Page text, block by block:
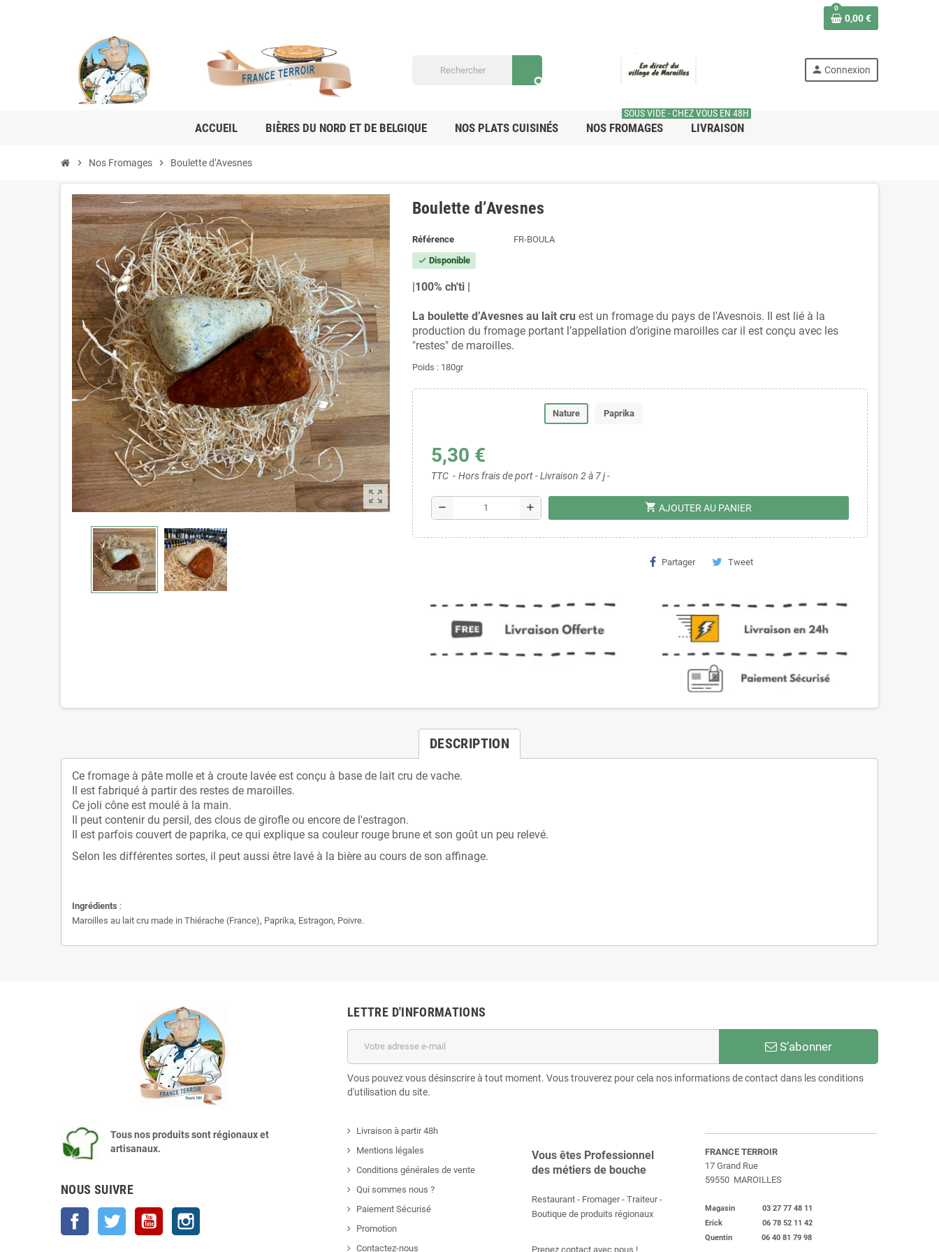
0
0,00 €
search
person Connexion
ACCUEIL BIÈRES DU NORD ET DE BELGIQUE NOS PLATS CUISINÉS NOS FROMAGES LIVRAISON
SOUS VIDE - CHEZ VOUS EN 48H
chevron_right Nos Fromages chevron_right Boulette d’Avesnes
zoom_out_map
Boulette d’Avesnes
Référence FR-BOULA
check Disponible
|100% ch'ti |
La boulette d’Avesnes au lait cru est un fromage du pays de l'Avesnois. Il est lié à la
production du fromage portant l’appellation d’origine maroilles car il est conçu avec les
"restes" de maroilles.
Poids : 180gr
Nature Paprika
5,30 €
TTC Hors frais de port - Livraison 2 à 7 j -
remove add shopping_cart AJOUTER AU PANIER
Partager Tweet
DESCRIPTION
Ce fromage à pâte molle et à croute lavée est conçu à base de lait cru de vache.
Il est fabriqué à partir des restes de maroilles.
Ce joli cône est moulé à la main.
Il peut contenir du persil, des clous de girofle ou encore de l'estragon.
Il est parfois couvert de paprika, ce qui explique sa couleur rouge brune et son goût un peu relevé.
Selon les différentes sortes, il peut aussi être lavé à la bière au cours de son affinage.
Ingrédients :
Maroilles au lait cru made in Thiérache (France), Paprika, Estragon, Poivre.
Tous nos produits sont régionaux et
artisanaux.
NOUS SUIVRE
Facebook Twitter YouTube
LETTRE D'INFORMATIONS
S’abonner
Vous pouvez vous désinscrire à tout moment. Vous trouverez pour cela nos informations de contact dans les conditions
d'utilisation du site.
Livraison à partir 48h
Mentions légales
Conditions générales de vente
Qui sommes nous ?
Paiement Sécurisé
Promotion
Contactez-nous
Vous êtes Professionnel
des métiers de bouche
Restaurant - Fromager - Traiteur -
Boutique de produits régionaux
Prenez contact avec nous !
FRANCE TERROIR
17 Grand Rue
59550 MAROILLES
Magasin 03 27 77 48 11
Erick 06 78 52 11 42
Quentin 06 40 81 79 98